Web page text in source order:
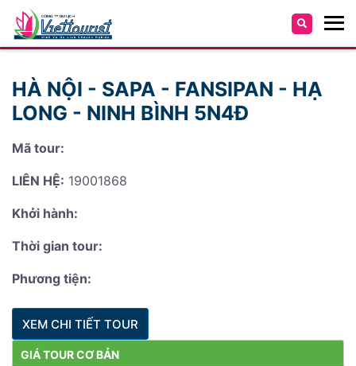
HÀ NỘI - SAPA - FANSIPAN - HẠ
LONG - NINH BÌNH 5N4Đ
Mã tour:
LIÊN HỆ: 19001868
Khởi hành:
Thời gian tour:
Phương tiện:
XEM CHI TIẾT TOUR
GIÁ TOUR CƠ BẢN